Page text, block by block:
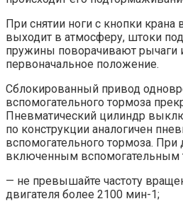
При снятии ноги с кнопки крана
выходит в атмосферу, штоки
пружины поворачивают рычаги
первоначальное положение.
Сблокированный привод
вспомогательного тормоза
Пневматический цилиндр
по конструкции аналогичен
вспомогательного тормоза.
включенным вспомогательным
— не превышайте частоту
двигателя более 2100 мин-1;